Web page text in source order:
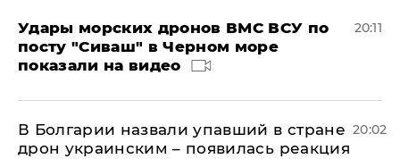
Удары морских дронов ВМС ВСУ по
посту "Сиваш" в Черном море
показали на видео
20:11
В Болгарии назвали упавший в стране
дрон украинским – появилась реакция
20:02